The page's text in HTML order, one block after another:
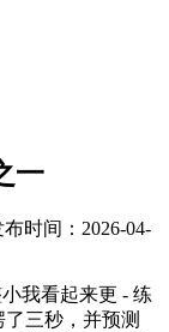
一
布时间：2026-04-
我看起来更 - 练
三秒，并预测